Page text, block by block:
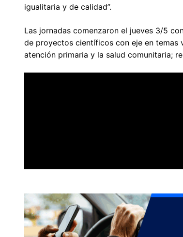
igualitaria y de calidad”.
Las jornadas comenzaron el jueves 3/5
de proyectos científicos con eje en temas
atención primaria y la salud comunitaria;